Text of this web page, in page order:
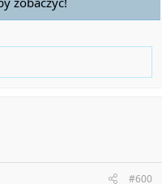
#600